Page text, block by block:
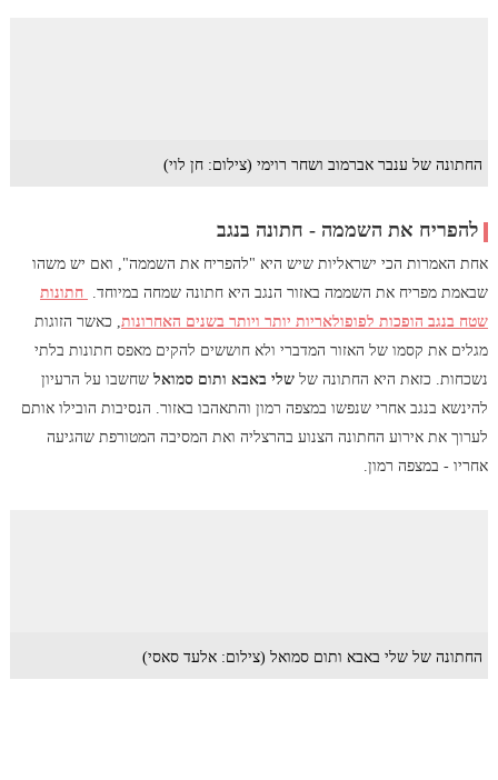
החתונה של ענבר אברמוב ושחר רוימי (צילום: חן לוי)
להפריח את השממה - חתונה בנגב
אחת האמרות הכי ישראליות שיש היא "להפריח את השממה", ואם יש משהו
שבאמת מפריח את השממה באזור הנגב היא חתונה שמחה במיוחד.
חתונות
שטח בנגב הופכות לפופולאריות יותר ויותר בשנים האחרונות, כאשר הזוגות
מגלים את קסמו של האזור המדברי ולא חוששים להקים מאפס חתונות בלתי
נשכחות. כזאת היא החתונה שלשלי באבא ותום סמואל שחשבו על הרעיון
להינשא בנגב אחרי שנפשו במצפה רמון והתאהבו באזור. הנסיבות הובילו אותם
לערוך את אירוע החתונה הצנוע בהרצליה ואת המסיבה המטורפת שהגיעה
אחריו - במצפה רמון.
החתונה של שלי באבא ותום סמואל (צילום: אלעד סאסי)